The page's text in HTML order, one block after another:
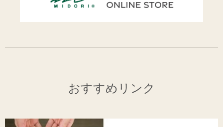
おすすめリンク